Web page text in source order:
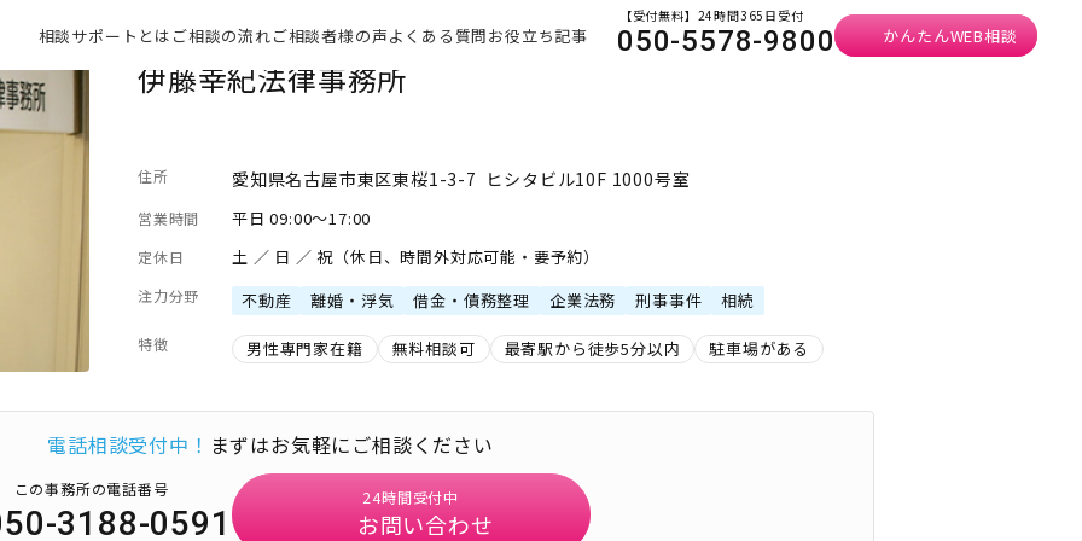
相談サポートとは ご相談の流れご相談者様の声よくある質問お役立ち記事
【受付無料】24時間365日受付
050-5578-9800 かんたんWEB相談
伊藤幸紀法律事務所
住所 愛知県名古屋市東区東桜1-3-7 ヒシタビル10F 1000号室
営業時間 平日 09:00～17:00
定休日 土 ／ 日 ／ 祝（休日、時間外対応可能・要予約）
注力分野 不動産 離婚・浮気 借金・債務整理 企業法務 刑事事件 相続
特徴 男性専門家在籍 無料相談可 最寄駅から徒歩5分以内 駐車場がある
電話相談受付中！ まずはお気軽にご相談ください
この事務所の電話番号
3188-0591
24時間受付中
お問い合わせ